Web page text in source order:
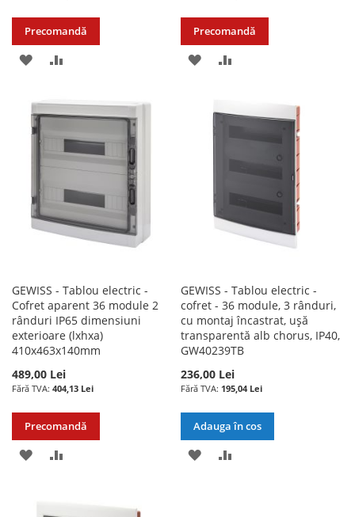
Precomandă
ADAUGATI
LISTA
DE
DORINTE
COMPARARE
Precomandă
ADAUGATI
LISTACOMPARARE
GEWISS - Tablou electric -
Cofret aparent 36 module 2
rânduri IP65 dimensiuni
exterioare (lxhxa)
410x463x140mm
489,00 Lei
404,13 Lei
Precomandă
ADAUGATI
COMPARARE
GEWISS - Tablou electric -
cofret - 36 module, 3 rânduri,
cu montaj încastrat, ușă
transparentă alb chorus, IP40,
GW40239TB
236,00 Lei
195,04 Lei
Adauga în cos
ADAUGATI